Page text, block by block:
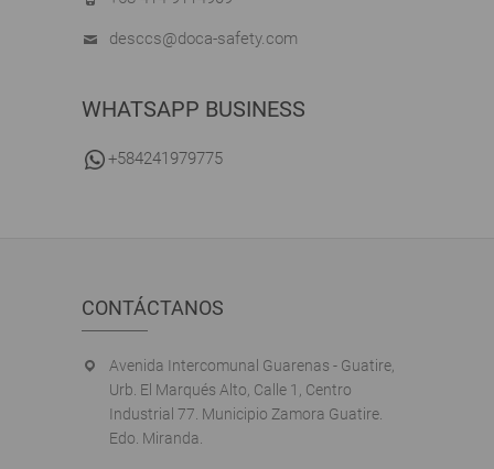
desccs@doca-safety.com
WHATSAPP BUSINESS
+584241979775
CONTÁCTANOS
Avenida Intercomunal Guarenas - Guatire,
Urb. El Marqués Alto, Calle 1, Centro
Industrial 77. Municipio Zamora Guatire.
Edo. Miranda.